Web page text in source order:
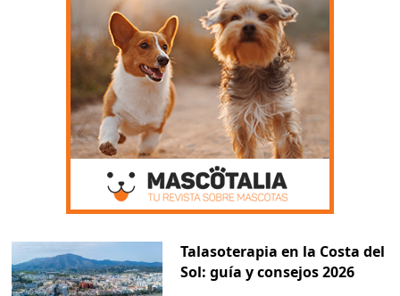
Talasoterapia en la Costa del
Sol: guía y consejos 2026